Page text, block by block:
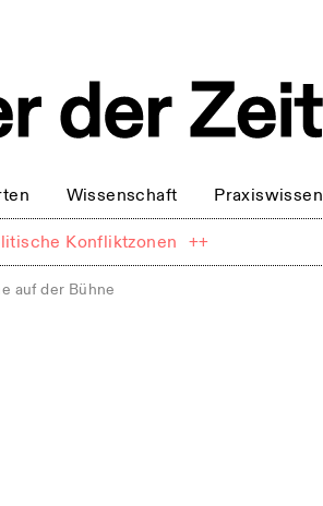
Wissenschaft Praxiswissen
Konfliktzonen ++
auf der Bühne